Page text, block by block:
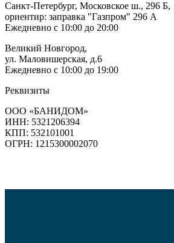
Санкт-Петербург, Московское ш., 296 Б,
ориентир: заправка "Газпром" 296 А
Ежедневно с 10:00 до 20:00
Великий Новгород,
ул. Маловишерская, д.6
Ежедневно с 10:00 до 19:00
Реквизиты
ООО «БАНИДОМ»
ИНН: 5321206394
КПП: 532101001
ОГРН: 1215300002070